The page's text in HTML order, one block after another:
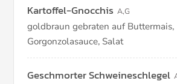
Kartoffel-Gnocchis A,G
goldbraun gebraten auf Buttermais,
Gorgonzolasauce, Salat
Geschmorter Schweineschlegel